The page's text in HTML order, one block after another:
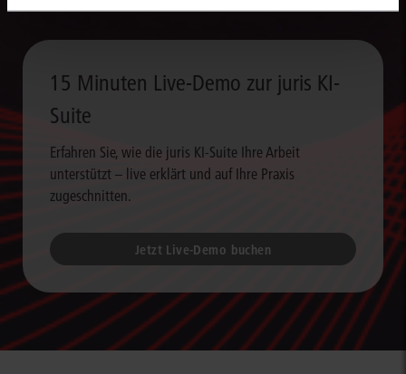
15 Minuten Live-Demo zur juris KI-
Suite
Erfahren Sie, wie die juris KI-Suite Ihre Arbeit
unterstützt – live erklärt und auf Ihre Praxis
zugeschnitten.
Jetzt Live-Demo buchen